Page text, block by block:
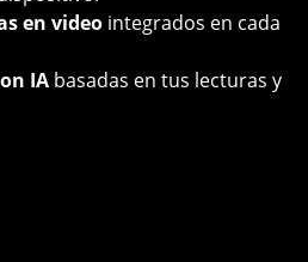
en video integrados en cada
IA basadas en tus lecturas y